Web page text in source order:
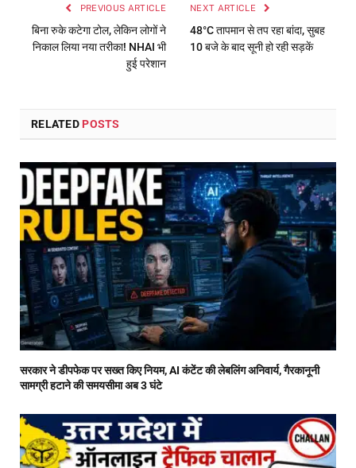
PREVIOUS ARTICLE
बिना रुके कटेगा टोल, लेकिन लोगों ने
निकाल लिया नया तरीका! NHAI भी
हुई परेशान
NEXT ARTICLE
48°C तापमान से तप रहा बांदा, सुबह
10 बजे के बाद सूनी हो रही सड़कें
RELATED POSTS
सरकार ने डीपफेक पर सख्त किए नियम, AI कंटेंट की लेबलिंग अनिवार्य, गैरकानूनी
सामग्री हटाने की समयसीमा अब 3 घंटे